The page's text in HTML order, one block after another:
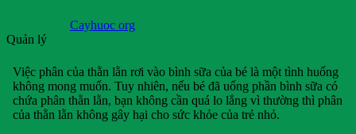
Cayhuoc org
Quản lý
Việc phân của thằn lằn rơi vào bình sữa của bé là một tình huống
không mong muốn. Tuy nhiên, nếu bé đã uống phần bình sữa có
chứa phân thằn lằn, bạn không cần quá lo lắng vì thường thì phân
của thằn lằn không gây hại cho sức khỏe của trẻ nhỏ.